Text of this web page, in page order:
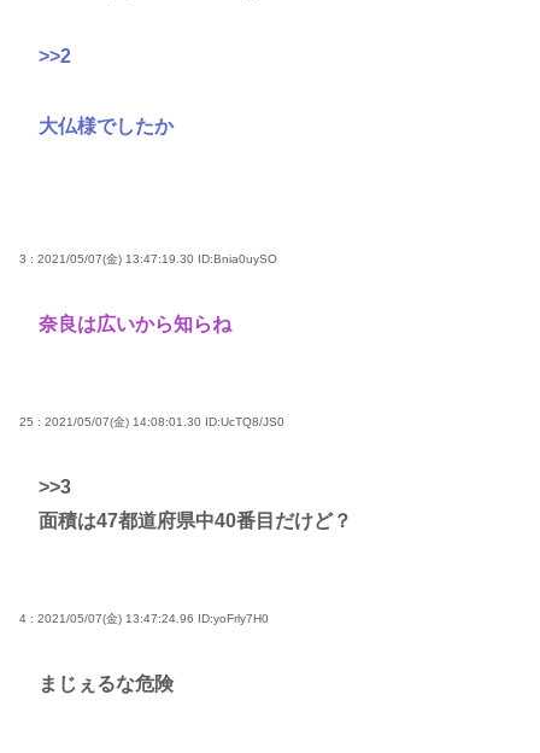
>>2
大仏様でしたか
3 : 2021/05/07(金) 13:47:19.30 ID:Bnia0uySO
奈良は広いから知らね
25 : 2021/05/07(金) 14:08:01.30 ID:UcTQ8/JS0
>>3
面積は47都道府県中40番目だけど？
4 : 2021/05/07(金) 13:47:24.96 ID:yoFrly7H0
まじぇるな危険